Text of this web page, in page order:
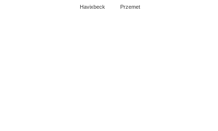
Havixbeck Przemet